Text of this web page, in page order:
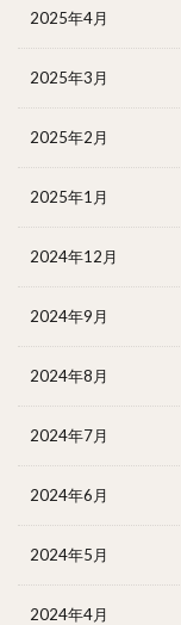
2025年4月
2025年3月
2025年2月
2025年1月
2024年12月
2024年9月
2024年8月
2024年7月
2024年6月
2024年5月
2024年4月